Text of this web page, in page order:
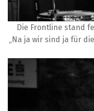
Die Frontline stand
„Na ja wir sind ja für